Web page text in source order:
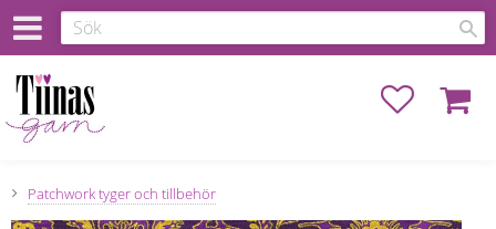
Favoriter
Patchwork tyger och tillbehör